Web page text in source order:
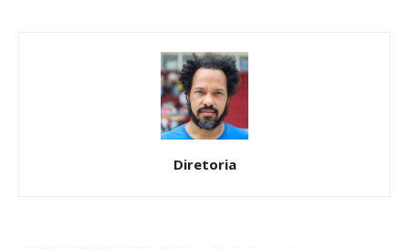
Diretoria